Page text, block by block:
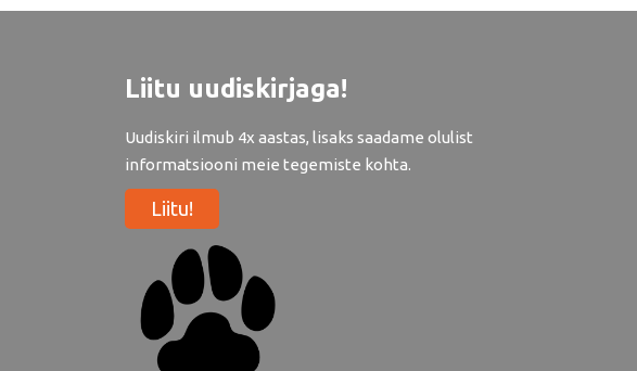
Liitu uudiskirjaga!
Uudiskiri ilmub 4x aastas, lisaks saadame olulist
informatsiooni meie tegemiste kohta.
Liitu!